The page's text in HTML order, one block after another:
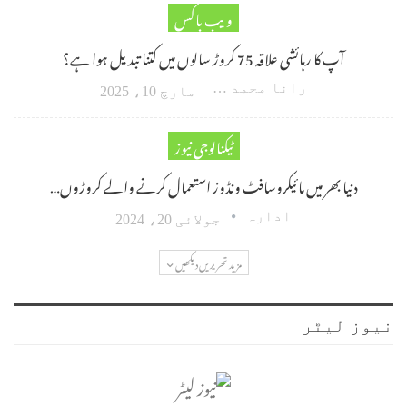
ویب باکس
آپ کا رہائشی علاقہ 75 کروڑ سالوں میں کتنا تبدیل ہوا ہے؟
رانا محمد امین اکبر مارچ 10، 2025
ٹیکنالوجی نیوز
دنیا بھر میں مائیکروسافٹ ونڈوز استعمال کرنے والے کروڑوں…
ادارہ جولائی 20، 2024
مزید تحریریں دیکھیں
نیوز لیٹر